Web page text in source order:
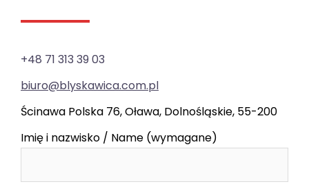
+48 71 313 39 03
biuro@blyskawica.com.pl
Ścinawa Polska 76, Oława, Dolnośląskie, 55-200
Imię i nazwisko / Name (wymagane)